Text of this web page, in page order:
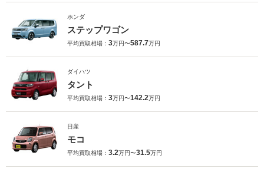
ホンダ
ステップワゴン
平均買取相場： 3万円〜587.7万円
ダイハツ
タント
平均買取相場： 3万円〜142.2万円
日産
モコ
平均買取相場： 3.2万円〜31.5万円